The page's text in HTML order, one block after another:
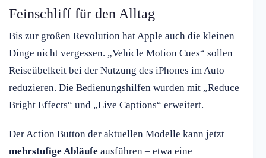
Feinschliff für den Alltag
Bis zur großen Revolution hat Apple auch die kleinen
Dinge nicht vergessen. „Vehicle Motion Cues“ sollen
Reiseübelkeit bei der Nutzung des iPhones im Auto
reduzieren. Die Bedienungshilfen wurden mit „Reduce
Bright Effects“ und „Live Captions“ erweitert.
Der Action Button der aktuellen Modelle kann jetzt
mehrstufige Abläufe ausführen – etwa eine